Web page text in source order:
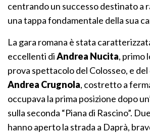
centrando un successo destinato a
una tappa fondamentale della sua
La gara romana è stata
eccellenti diAndrea Nucita, primo
prova spettacolo del Colosseo, e
Andrea Crugnola, costretto a
occupava la prima posizione dopo
sulla seconda “Piana di Rascino”.
hanno aperto la strada a Daprà,